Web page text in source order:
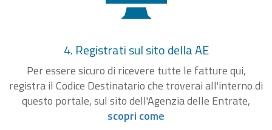
4. Registrati sul sito della AE
Per essere sicuro di ricevere tutte le fatture qui,
registra il Codice Destinatario che troverai all'interno di
questo portale, sul sito dell'Agenzia delle Entrate,
scopri come